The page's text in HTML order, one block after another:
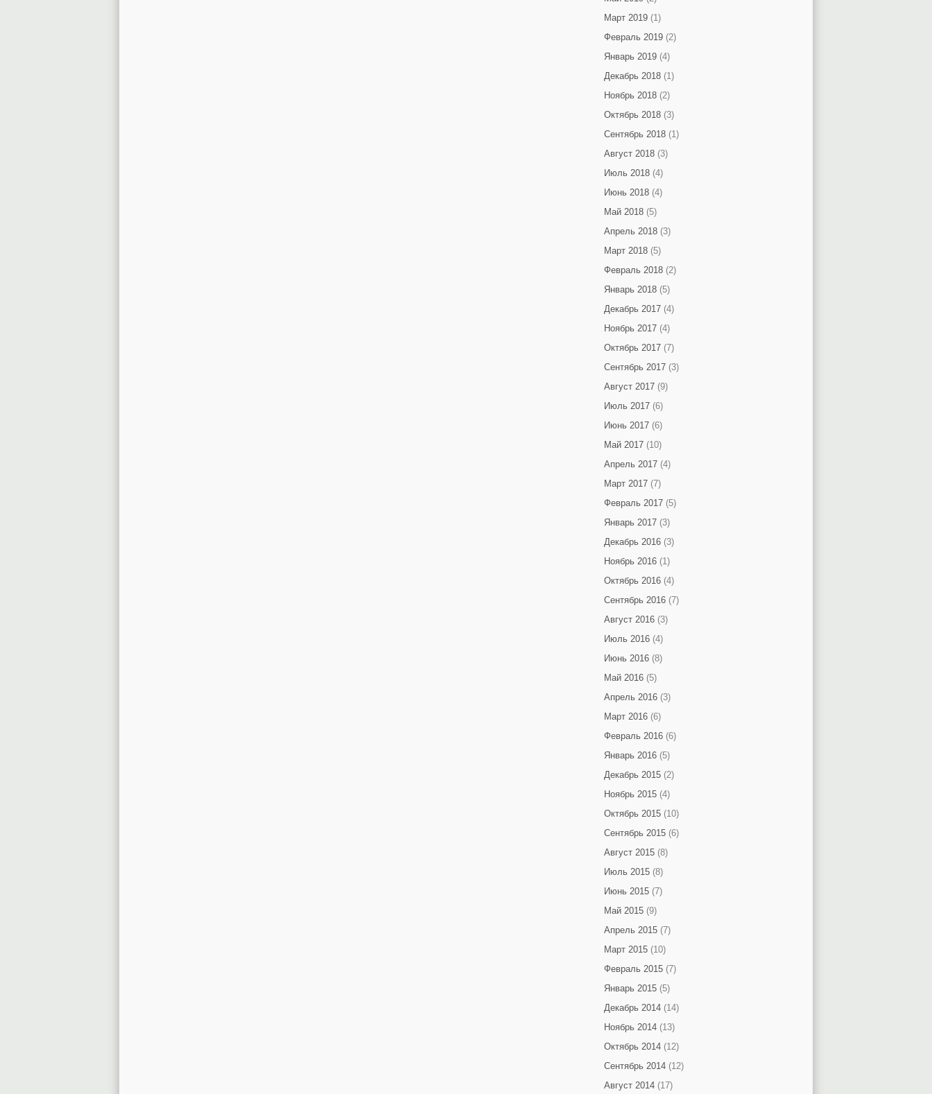
Март 2019(1)
Февраль 2019(2)
Январь 2019(4)
Декабрь 2018(1)
Ноябрь 2018(2)
Октябрь 2018(3)
Сентябрь 2018(1)
Август 2018(3)
Июль 2018(4)
Июнь 2018(4)
Май 2018(5)
Апрель 2018(3)
Март 2018(5)
Февраль 2018(2)
Январь 2018(5)
Декабрь 2017(4)
Ноябрь 2017(4)
Октябрь 2017(7)
Сентябрь 2017(3)
Август 2017(9)
Июль 2017(6)
Июнь 2017(6)
Май 2017(10)
Апрель 2017(4)
Март 2017(7)
Февраль 2017(5)
Январь 2017(3)
Декабрь 2016(3)
Ноябрь 2016(1)
Октябрь 2016(4)
Сентябрь 2016(7)
Август 2016(3)
Июль 2016(4)
Июнь 2016(8)
Май 2016(5)
Апрель 2016(3)
Март 2016(6)
Февраль 2016(6)
Январь 2016(5)
Декабрь 2015(2)
Ноябрь 2015(4)
Октябрь 2015(10)
Сентябрь 2015(6)
Август 2015(8)
Июль 2015(8)
Июнь 2015(7)
Май 2015(9)
Апрель 2015(7)
Март 2015(10)
Февраль 2015(7)
Январь 2015(5)
Декабрь 2014(14)
Ноябрь 2014(13)
Октябрь 2014(12)
Сентябрь 2014(12)
Август 2014(17)